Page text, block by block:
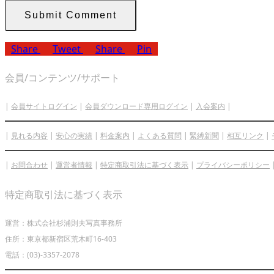
Share Tweet Share Pin
会員/コンテンツ/サポート
| 会員サイトログイン | 会員ダウンロード専用ログイン | 入会案内 |
| 見れる内容 | 安心の実績 | 料金案内 | よくある質問 | 緊縛新聞 | 相互リンク |
| お問合わせ | 運営者情報 | 特定商取引法に基づく表示 | プライバシーポリシー |
特定商取引法に基づく表示
運営：株式会社杉浦則夫写真事務所
住所：東京都新宿区荒木町16-403
電話：(03)-3357-2078